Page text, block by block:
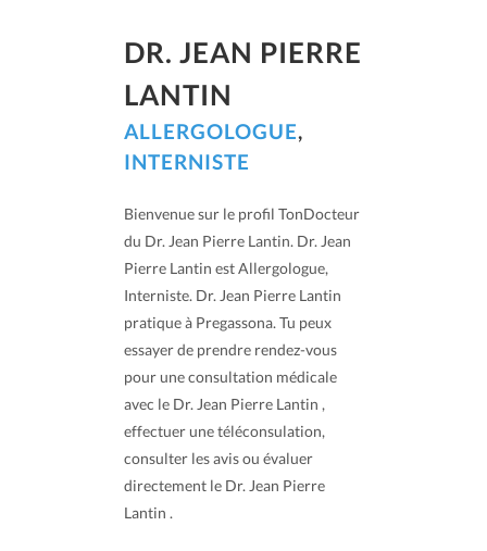
DR. JEAN PIERRE
LANTIN
ALLERGOLOGUE,
INTERNISTE
Bienvenue sur le profil TonDocteur
du Dr. Jean Pierre Lantin. Dr. Jean
Pierre Lantin est Allergologue,
Interniste. Dr. Jean Pierre Lantin
pratique à Pregassona. Tu peux
essayer de prendre rendez-vous
pour une consultation médicale
avec le Dr. Jean Pierre Lantin ,
effectuer une téléconsulation,
consulter les avis ou évaluer
directement le Dr. Jean Pierre
Lantin .